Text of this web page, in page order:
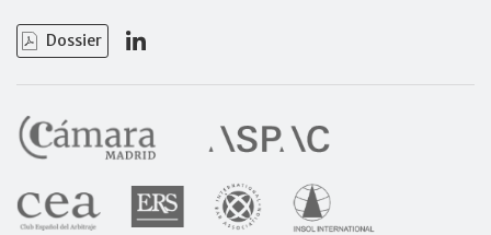
Dossier